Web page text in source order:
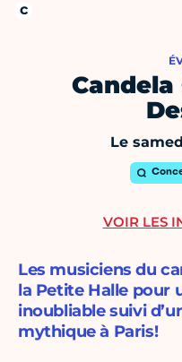
Le
Les musiciens du
la Petite Halle pour
inoubliable suivi
mythique à Paris!
VOIR LES